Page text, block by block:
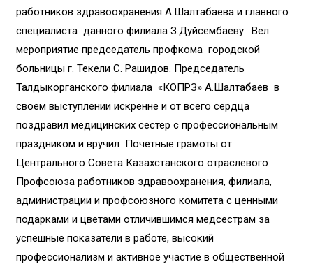
работников здравоохранения А.Шалтабаева и главного
специалиста данного филиала З.Дуйсембаеву. Вел
мероприятие председатель профкома городской
больницы г. Текели С. Рашидов. Председатель
Талдыкорганского филиала «КОПРЗ» А.Шалтабаев в
своем выступлении искренне и от всего сердца
поздравил медицинских сестер с профессиональным
праздником и вручил Почетные грамоты от
Центрального Совета Казахстанского отраслевого
Профсоюза работников здравоохранения, филиала,
администрации и профсоюзного комитета с ценными
подарками и цветами отличившимся медсестрам за
успешные показатели в работе, высокий
профессионализм и активное участие в общественной